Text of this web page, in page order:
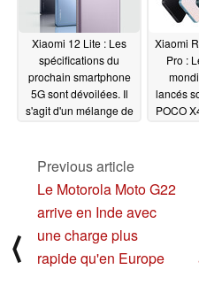
Xiaomi 12 Lite : Les
spécifications du
prochain smartphone
5G sont dévoilées. Il
s'agit d'un mélange de
04/12/2022
Xiaomi
Pro :
lancés
POCO
⟨
Previous article
Le Motorola Moto G22
arrive en Inde avec
une charge plus
rapide qu'en Europe